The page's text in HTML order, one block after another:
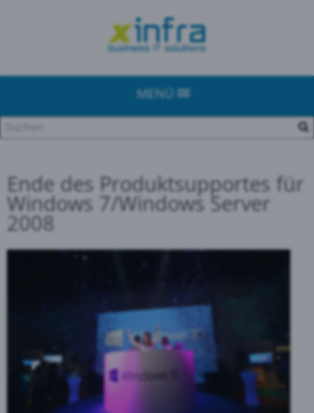
MENÜ
Ende des Produktsupportes für
Windows 7/Windows Server
2008